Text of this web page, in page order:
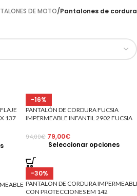
DE MOTO/Pantalones de cordura
137
-16%
PANTALÓN DE CORDURA FUCSIA
IMPERMEABLE INFANTIL 2902 FUCSIA
94,00€ 79,00€
Seleccionar opciones
-30%
PANTALON DE CORDURA
CON PROTECCIONES EM 142